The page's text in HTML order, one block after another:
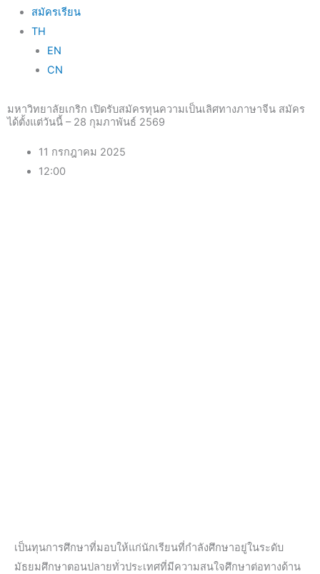
สมัครเรียน
TH
EN
CN
มหาวิทยาลัยเกริก เปิดรับสมัครทุนความเป็นเลิศทางภาษาจีน สมัคร
ได้ตั้งแต่วันนี้ – 28 กุมภาพันธ์ 2569
11 กรกฎาคม 2025
12:00
เป็นทุนการศึกษาที่มอบให้แก่นักเรียนที่กำลังศึกษาอยู่ในระดับ
มัธยมศึกษาตอนปลายทั่วประเทศที่มีความสนใจศึกษาต่อทางด้าน